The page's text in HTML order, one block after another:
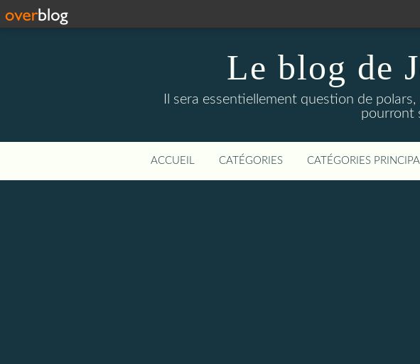
Le blog de
Il sera essentiellement question de
pourront
ACCUEIL CATÉGORIES CATÉGORIES